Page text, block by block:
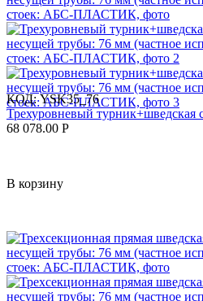
КОД: YSK35_76
Трехуровневый турник+шведская
68 078.00 Р
В корзину